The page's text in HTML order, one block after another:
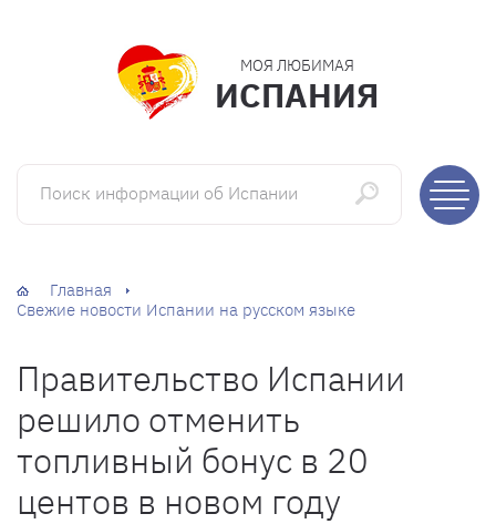
МОЯ ЛЮБИМАЯ
ИСПАНИЯ
Поиск информации об Испании
Главная
Свежие новости Испании на русском языке
Правительство Испании
решило отменить
топливный бонус в 20
центов в новом году